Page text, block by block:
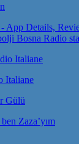
App Details,
Bosna Radio
Italiane
Italiane
Gülü
Zaza’yım